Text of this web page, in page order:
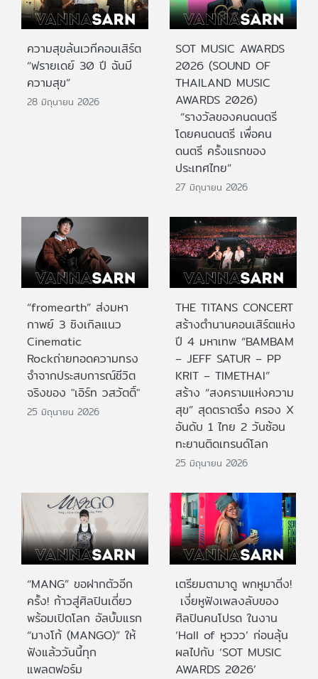
ความสุขล้นเวทีคอนเสิร์ต
“ฟรายเดย์ 30 ปี ฉันมี
ความสุข”
28 มิถุนายน 2026
SOT MUSIC AWARDS
2026 (SOUND OF
THAILAND MUSIC
AWARDS 2026)
“รางวัลของคนดนตรี
โดยคนดนตรี เพื่อคน
ดนตรี ครั้งแรกของ
ประเทศไทย”
27 มิถุนายน 2026
“fromearth” ส่งมหา
กาพย์ 3 ซิงเกิลแนว
Cinematic
Rockถ่ายทอดความทรง
จำจากประสบการณ์ชีวิต
จริงของ "เอิร์ท วสวัตติ์"
25 มิถุนายน 2026
THE TITANS CONCERT
สร้างตำนานคอนเสิร์ตแห่ง
ปี 4 มหาเทพ “BAMBAM
– JEFF SATUR – PP
KRIT – TIMETHAI”
สร้าง “สงครามแห่งความ
สุข” สุดตราตรึง ครอง X
อันดับ 1 ไทย 2 วันซ้อน
ทะยานติดเทรนด์โลก
25 มิถุนายน 2026
“MANG” ขอฝากตัวอีก
ครั้ง! ก้าวสู่ศิลปินเดี่ยว
พร้อมเปิดโลก อัลบั้มแรก
“มางโก้ (MANGO)” ให้
ฟังแล้ววันนี้ทุก
แพลตฟอร์ม
เตรียมตามาดู พกหูมาติ่ง!
เงี่ยหูฟังเพลงลับของ
ศิลปินคนโปรด ในงาน
‘Hall of หูววว’ ก่อนลุ้น
ผลไปกับ ‘SOT MUSIC
AWARDS 2026’